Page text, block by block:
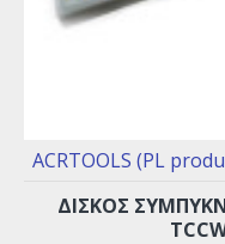
ACRTOOLS (PL
ΔΊΣΚΟΣ